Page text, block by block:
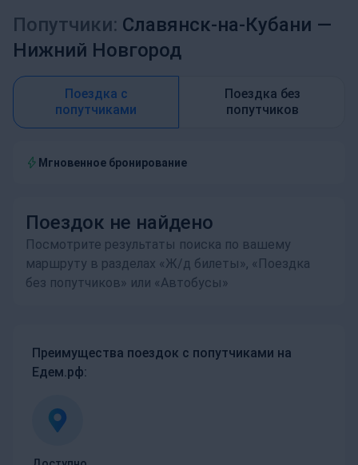
Попутчики: Славянск-на-Кубани —
Нижний Новгород
Поездка с
попутчиками
Поездка без
попутчиков
Мгновенное бронирование
Поездок не найдено
Посмотрите результаты поиска по вашему
маршруту в разделах «Ж/д билеты», «Поездка
без попутчиков» или «Автобусы»
Преимущества поездок с попутчиками на
Едем.рф: